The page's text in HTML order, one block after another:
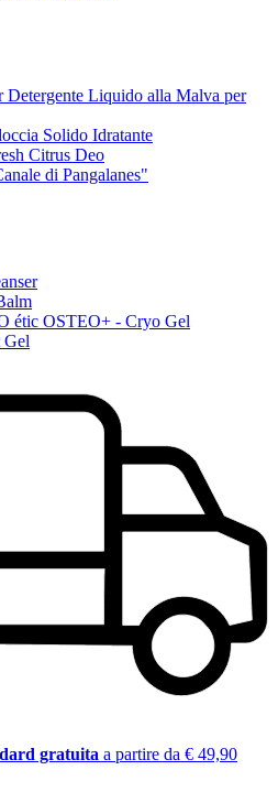
Detergente Liquido alla Malva per
Solido Idratante
Citrus Deo
di Pangalanes"
étic OSTEO+ - Cryo Gel
Gel
gratuita a partire da € 49,90